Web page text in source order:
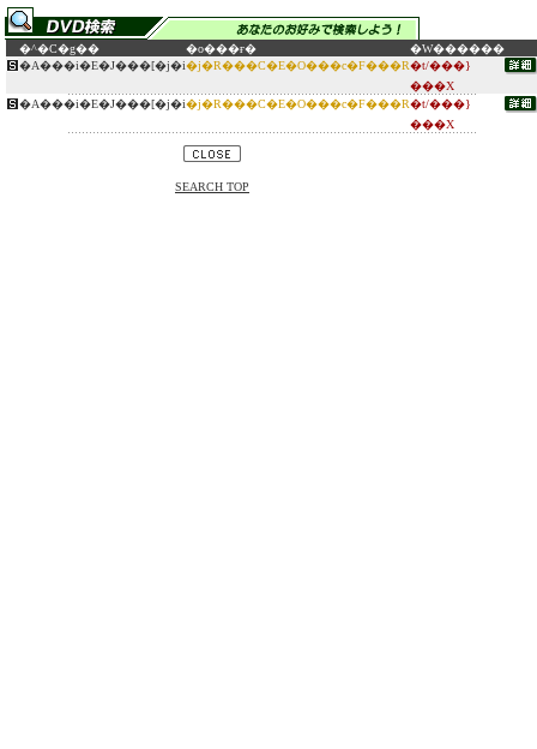
�^�C�g�� �o���ғ�
�W������
�A���i�E�J���[�j�i�j�R���C�E�O���c�F���R�t/���}
���X
�A���i�E�J���[�j�i�j�R���C�E�O���c�F���R�t/���}
���X
SEARCH TOP